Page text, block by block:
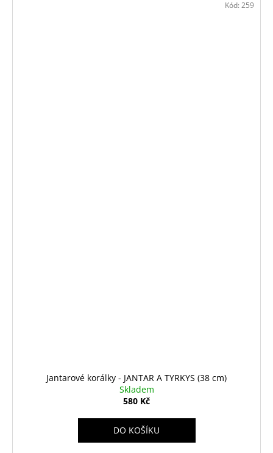
Jantarové korálky - JANTAR A TYRKYS (38 cm)
Skladem
580 Kč
DO KOŠÍKU
Kód: 259